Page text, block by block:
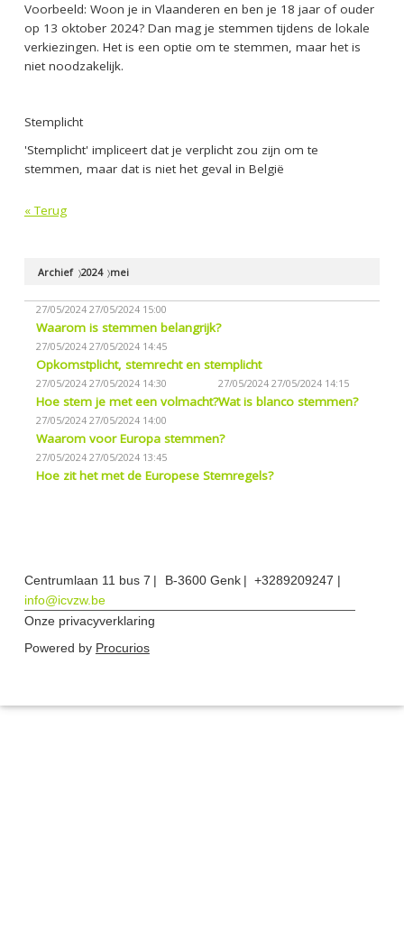
Voorbeeld: Woon je in Vlaanderen en ben je 18 jaar of ouder
op 13 oktober 2024? Dan mag je stemmen tijdens de lokale
verkiezingen. Het is een optie om te stemmen, maar het is
niet noodzakelijk.
Stemplicht
'Stemplicht' impliceert dat je verplicht zou zijn om te
stemmen, maar dat is niet het geval in België
« Terug
Archief 2024 mei
27/05/2024 27/05/2024 15:00
Waarom is stemmen belangrijk?
27/05/2024 27/05/2024 14:45
Opkomstplicht, stemrecht en stemplicht
27/05/2024 27/05/2024 14:30
Hoe stem je met een volmacht?
27/05/2024 27/05/2024 14:15
Wat is blanco stemmen?
27/05/2024 27/05/2024 14:00
Waarom voor Europa stemmen?
27/05/2024 27/05/2024 13:45
Hoe zit het met de Europese Stemregels?
Centrumlaan 11 bus 7 B-3600 Genk
+3289209247
info@icvzw.be
Onze privacyverklaring
Powered by Procurios